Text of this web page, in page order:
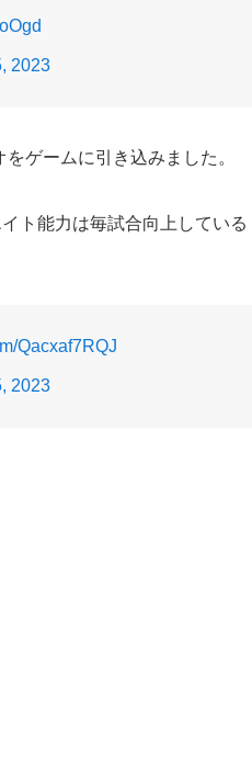
2023
ゲームに引き込みました。
ト能力は毎試合向上している
Qacxaf7RQJ
2023